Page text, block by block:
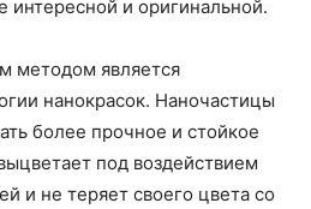
интересной и оригинальной.
методом является
нанокрасок. Наночастицы
более прочное и стойкое
под воздействием
и не теряет своего цвета со